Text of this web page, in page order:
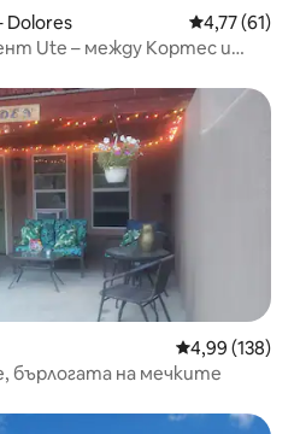
Средна
4,77 (61)
Ute – между Кортес и
гостите
Средна
4,99 (138)
бърлогата на мечките